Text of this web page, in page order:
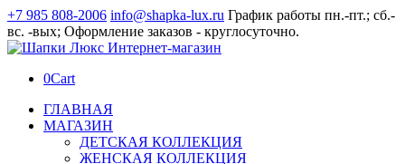
+7 985 808-2006 info@shapka-lux.ru График работы пн.-пт.; сб.-
вс. -вых; Оформление заказов - круглосуточно.
0Cart
ГЛАВНАЯ
МАГАЗИН
ДЕТСКАЯ КОЛЛЕКЦИЯ
ЖЕНСКАЯ КОЛЛЕКЦИЯ